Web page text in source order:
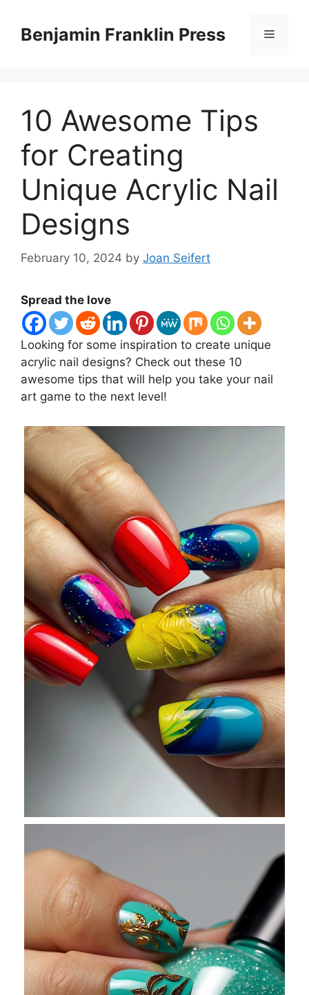
contentBenjamin Franklin Press Menu
10 Awesome Tips
for Creating
Unique Acrylic Nail
Designs
February 10, 2024 by Joan Seifert
Spread the love
Looking for some inspiration to create unique
acrylic nail designs? Check out these 10
awesome tips that will help you take your nail
art game to the next level!